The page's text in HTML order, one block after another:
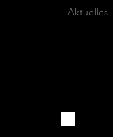
Aktuelles